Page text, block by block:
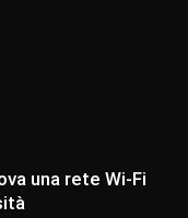
una rete Wi-Fi